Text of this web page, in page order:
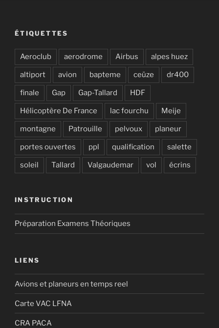
ÉTIQUETTES
Aeroclub aerodrome Airbus alpes huez
altiport avion bapteme ceüze dr400
finale Gap Gap-Tallard HDF
Hélicoptère De France lac fourchu Meije
montagne Patrouille pelvoux planeur
portes ouvertes ppl qualification salette
soleil Tallard Valgaudemar vol écrins
INSTRUCTION
Préparation Examens Théoriques
LIENS
Avions et planeurs en temps reel
Carte VAC LFNA
CRA PACA